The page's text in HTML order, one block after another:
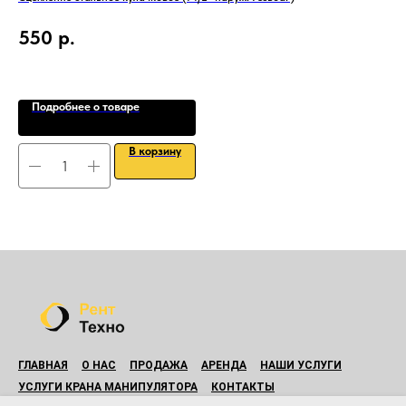
550 р.
Подробнее о товаре
В корзину
ГЛАВНАЯ О НАС ПРОДАЖА АРЕНДА
НАШИ УСЛУГИ
УСЛУГИ КРАНА МАНИПУЛЯТОРА
КОНТАКТЫ